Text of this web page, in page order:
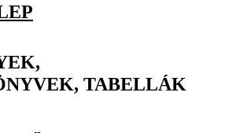
TABELLÁK